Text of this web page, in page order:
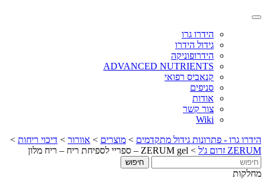
Toggle
הידרו גרו
גידול הידרו
הידרופוניקה
ADVANCED NUTRIENTS
קנאביס רפואי
סניפים
אודות
צור קשר
Wiki
הידרו גרו - פתרונות גידול מתקדמים > מוצרים > אוורור > דיכוי ריחות >
ZERUM זרום ג'ל
> ZERUM gel – ספריי לספיחת ריח – ריח מלון
מחלקות